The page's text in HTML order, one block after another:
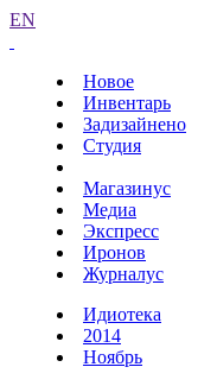
EN
Новое
Инвентарь
Задизайнено
Студия
Магазинус
Медиа
Экспресс
Иронов
Журналус
Идиотека
2014
Ноябрь